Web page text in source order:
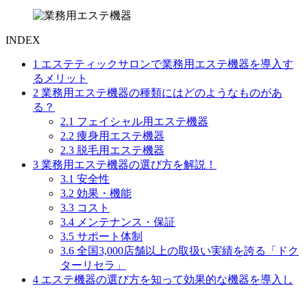
INDEX
1 エステティックサロンで業務用エステ機器を導入す
るメリット
2 業務用エステ機器の種類にはどのようなものがあ
る？
2.1 フェイシャル用エステ機器
2.2 痩身用エステ機器
2.3 脱毛用エステ機器
3 業務用エステ機器の選び方を解説！
3.1 安全性
3.2 効果・機能
3.3 コスト
3.4 メンテナンス・保証
3.5 サポート体制
3.6 全国3,000店舗以上の取扱い実績を誇る「ドク
ターリセラ」
4 エステ機器の選び方を知って効果的な機器を導入し